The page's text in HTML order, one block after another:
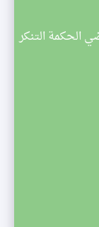
الحكمة التنكر